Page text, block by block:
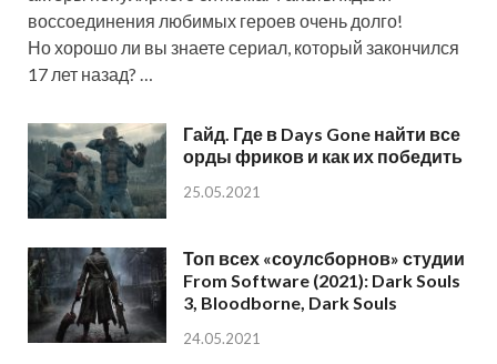
воссоединения любимых героев очень долго!
Но хорошо ли вы знаете сериал, который закончился
17 лет назад? …
Гайд. Где в Days Gone найти все
орды фриков и как их победить
25.05.2021
Топ всех «соулсборнов» студии
From Software (2021): Dark Souls
3, Bloodborne, Dark Souls
24.05.2021